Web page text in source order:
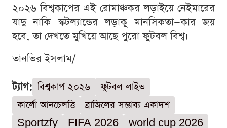
২০২৬ বিশ্বকাপের এই রোমাঞ্চকর লড়াইয়ে নেইমারের
যাদু নাকি স্কটল্যান্ডের লড়াকু মানসিকতা—কার জয়
হবে, তা দেখতে মুখিয়ে আছে পুরো ফুটবল বিশ্ব।
তানভির ইসলাম/
ট্যাগ: বিশ্বকাপ ২০২৬
ফুটবল লাইভ
কার্লো আনচেলত্তি
ব্রাজিলের সম্ভাব্য একাদশ
Sportzfy
FIFA 2026
world cup 2026